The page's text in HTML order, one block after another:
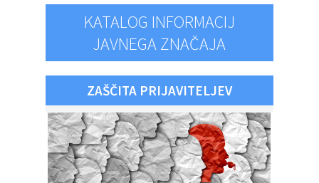
KATALOG INFORMACIJ
JAVNEGA ZNAČAJA
ZAŠČITA PRIJAVITELJEV